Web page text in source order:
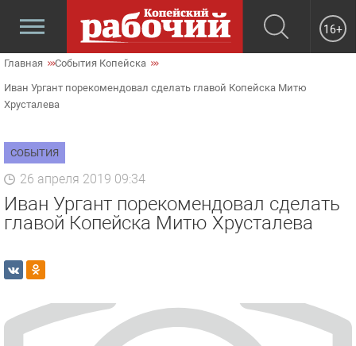
16+
Главная События Копейска
Иван Ургант порекомендовал сделать главой Копейска Митю
Хрусталева
СОБЫТИЯ
26 апреля 2019 09:34
Иван Ургант порекомендовал сделать
главой Копейска Митю Хрусталева